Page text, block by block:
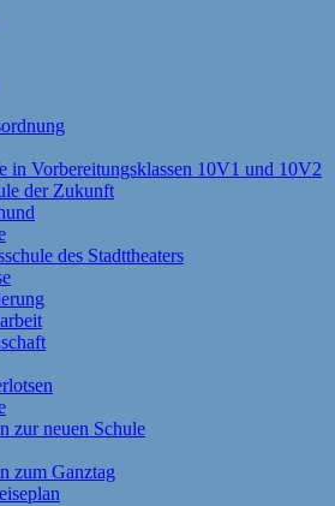
in Vorbereitungsklassen 10V1 und 10V2
der Zukunft
des Stadttheaters
zur neuen Schule
zum Ganztag